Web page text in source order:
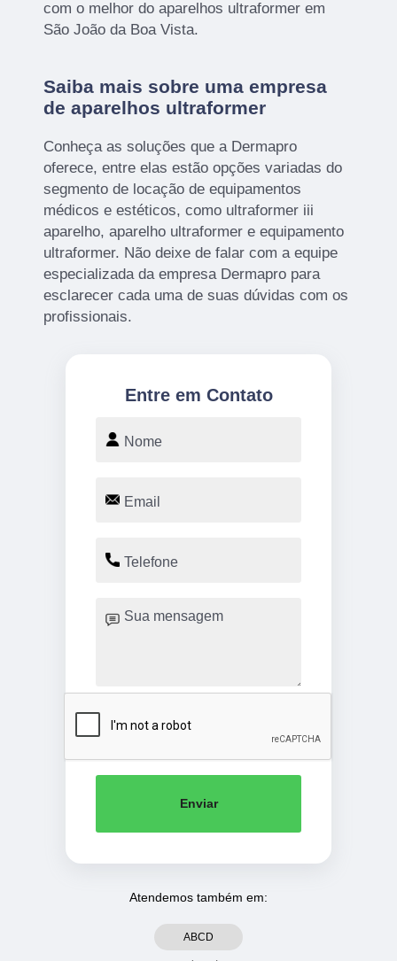
com o melhor do aparelhos ultraformer em
São João da Boa Vista.
Saiba mais sobre uma empresa
de aparelhos ultraformer
Conheça as soluções que a Dermapro
oferece, entre elas estão opções variadas do
segmento de locação de equipamentos
médicos e estéticos, como ultraformer iii
aparelho, aparelho ultraformer e equipamento
ultraformer. Não deixe de falar com a equipe
especializada da empresa Dermapro para
esclarecer cada uma de suas dúvidas com os
profissionais.
Entre em Contato
Enviar
Atendemos também em:
ABCD